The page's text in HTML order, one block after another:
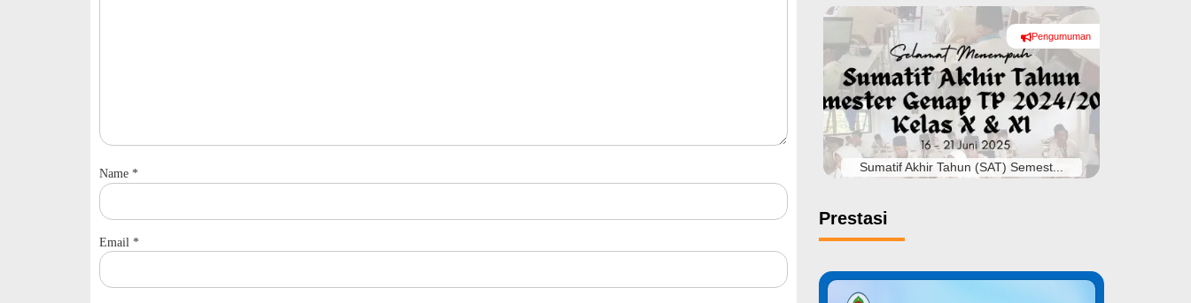
Name *
Email *
Pengumuman
#
Sumatif Akhir Tahun (SAT) Semest...
Prestasi